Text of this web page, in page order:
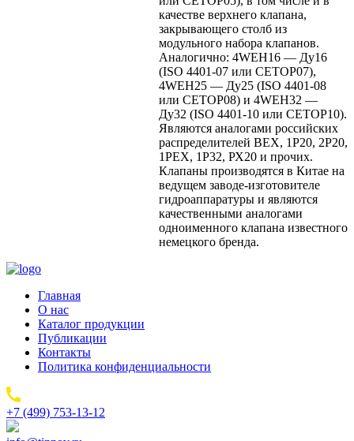
качестве верхнего клапана,
закрывающего столб из
модульного набора клапанов.
Аналогично: 4WEH16 — Ду16
(ISO 4401-07 или CETOP07),
4WEH25 — Ду25 (ISO 4401-08
или CETOP08) и 4WEH32 —
Ду32 (ISO 4401-10 или CETOP10).
Являются аналогами российских
распределителей ВЕХ, 1Р20, 2Р20,
1РЕХ, 1Р32, РХ20 и прочих.
Клапаны производятся в Китае на
ведущем заводе-изготовителе
гидроаппаратуры и являются
качественными аналогами
одноименного клапана известного
немецкого бренда.
Главная
О нас
Каталог продукции
Публикации
Контакты
Политика конфиденциальности
+7 (499) 753-13-12